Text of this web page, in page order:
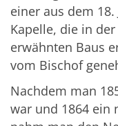
einer aus dem
Kapelle, die in
erwähnten Baus
vom Bischof
Nachdem man
war und 1864 ein